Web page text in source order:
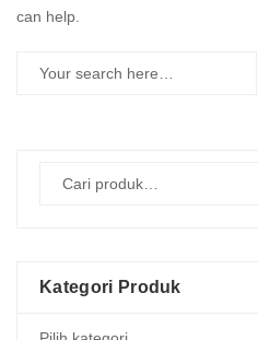
can help.
Kategori Produk